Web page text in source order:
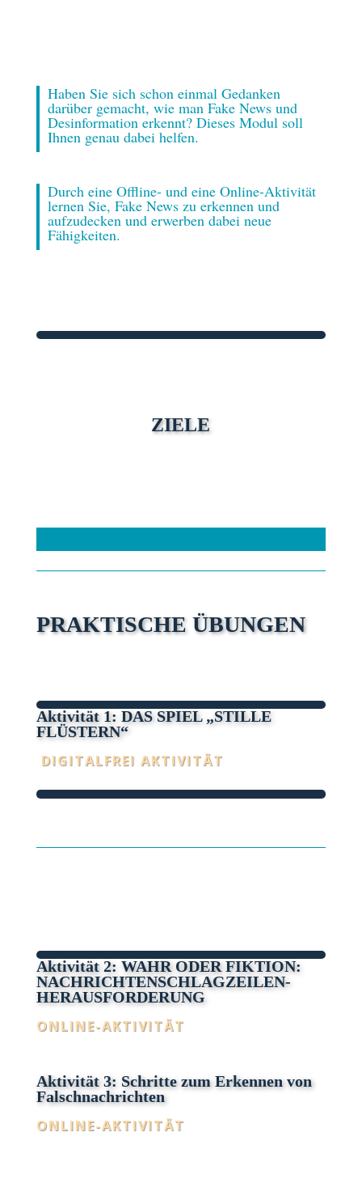
Haben Sie sich schon einmal Gedanken
darüber gemacht, wie man Fake News und
Desinformation erkennt? Dieses Modul soll
Ihnen genau dabei helfen.
Durch eine Offline- und eine Online-Aktivität
lernen Sie, Fake News zu erkennen und
aufzudecken und erwerben dabei neue
Fähigkeiten.
ZIELE
PRAKTISCHE ÜBUNGEN
Aktivität 1: DAS SPIEL „STILLE
FLÜSTERN“
DIGITALFREI AKTIVITÄT
Aktivität 2: WAHR ODER FIKTION:
NACHRICHTENSCHLAGZEILEN-
HERAUSFORDERUNG
ONLINE-AKTIVITÄT
Aktivität 3: Schritte zum Erkennen von
Falschnachrichten
ONLINE-AKTIVITÄT